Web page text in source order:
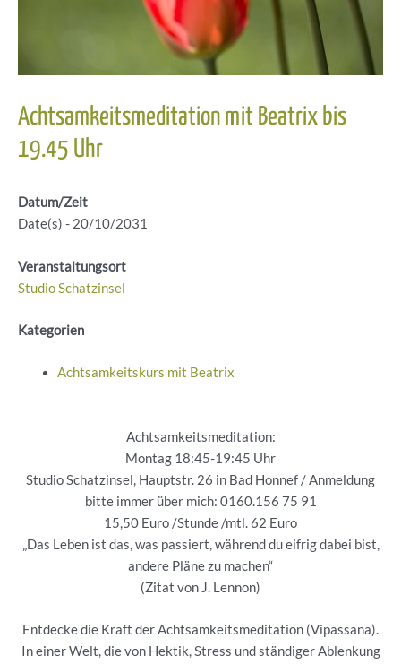
Achtsamkeitsmeditation mit Beatrix bis
19.45 Uhr
Datum/Zeit
Date(s) - 20/10/2031
Veranstaltungsort
Studio Schatzinsel
Kategorien
Achtsamkeitskurs mit Beatrix
Achtsamkeitsmeditation:
Montag 18:45-19:45 Uhr
Studio Schatzinsel, Hauptstr. 26 in Bad Honnef / Anmeldung
bitte immer über mich: 0160.156 75 91
15,50 Euro /Stunde /mtl. 62 Euro
„Das Leben ist das, was passiert, während du eifrig dabei bist,
andere Pläne zu machen“
(Zitat von J. Lennon)
Entdecke die Kraft der Achtsamkeitsmeditation (Vipassana).
In einer Welt, die von Hektik, Stress und ständiger Ablenkung